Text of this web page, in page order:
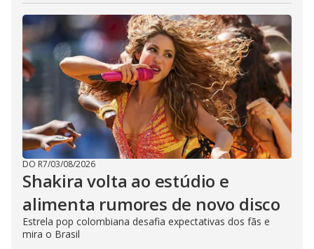
DO R7/03/08/2026
Shakira volta ao estúdio e
alimenta rumores de novo disco
Estrela pop colombiana desafia expectativas dos fãs e
mira o Brasil